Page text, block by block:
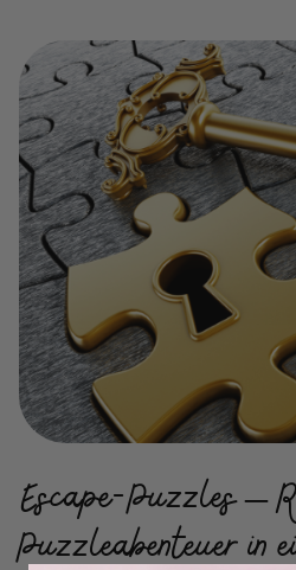
Escape-Puzzles –
Puzzleabenteuer in